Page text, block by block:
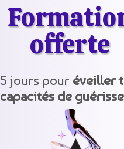
offerte
5 jours pour éveiller
capacités de